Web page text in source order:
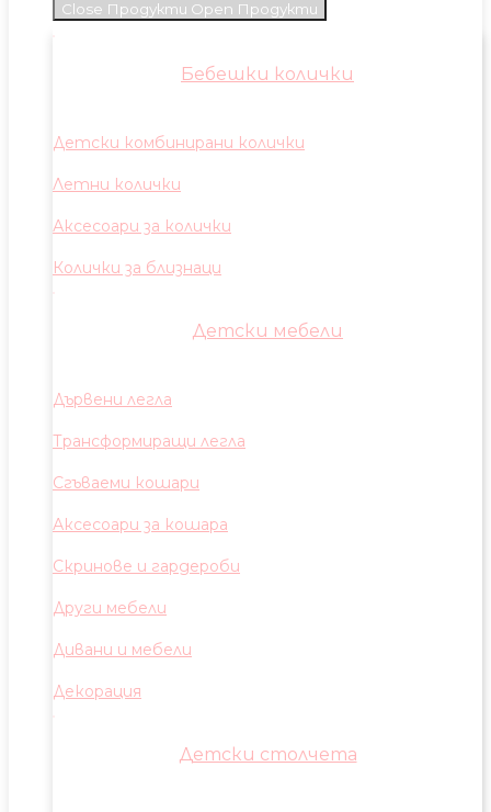
Close Продукти Open Продукти
Бебешки колички
Детски комбинирани колички
Летни колички
Аксесоари за колички
Колички за близнаци
Детски мебели
Дървени легла
Трансформиращи легла
Сгъваеми кошари
Аксесоари за кошара
Скринове и гардероби
Други мебели
Дивани и мебели
Декорация
Детски столчета